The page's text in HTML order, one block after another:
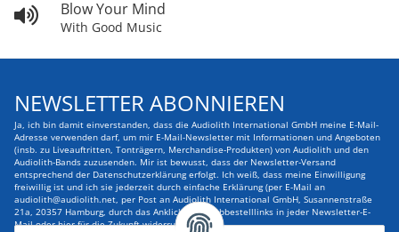
Blow Your Mind
With Good Music
NEWSLETTER ABONNIEREN
Ja, ich bin damit einverstanden, dass die Audiolith International GmbH meine E-Mail-
Adresse verwenden darf, um mir E-Mail-Newsletter mit Informationen und Angeboten
(insb. zu Liveauftritten, Tonträgern, Merchandise-Produkten) von Audiolith und den
Audiolith-Bands zuzusenden. Mir ist bewusst, dass der Newsletter-Versand
entsprechend der Datenschutzerklärung erfolgt. Ich weiß, dass meine Einwilligung
freiwillig ist und ich sie jederzeit durch einfache Erklärung (per E-Mail an
audiolith@audiolith.net, per Post an Audiolith International GmbH, Susannenstraße
21a, 20357 Hamburg, durch das Anklicken des Abbestelllinks in jeder Newsletter-E-
Mail oder hier für die Zukunft widerrufen kann.